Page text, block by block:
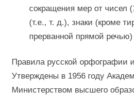
сокращения мер от чисел
(т.е., т. д.), знаки (кроме
прерванной прямой речью)
Правила русской орфографии
Утверждены в 1956 году
Министерством высшего